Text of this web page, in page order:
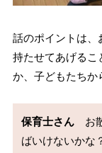
話のポイントは、
持たせてあげるこ
か、子どもたちか
保育士さん お